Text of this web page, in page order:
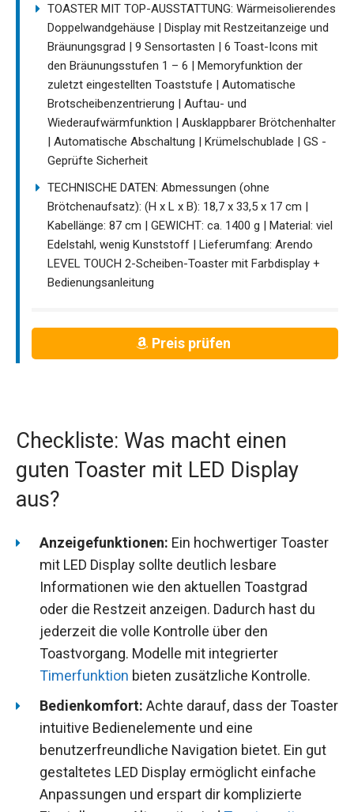
TOASTER MIT TOP-AUSSTATTUNG: Wärmeisolierendes
Doppelwandgehäuse | Display mit Restzeitanzeige und
Bräunungsgrad | 9 Sensortasten | 6 Toast-Icons mit
den Bräunungsstufen 1 – 6 | Memoryfunktion der
zuletzt eingestellten Toaststufe | Automatische
Brotscheibenzentrierung | Auftau- und
Wiederaufwärmfunktion | Ausklappbarer Brötchenhalter
| Automatische Abschaltung | Krümelschublade | GS -
Geprüfte Sicherheit
TECHNISCHE DATEN: Abmessungen (ohne
Brötchenaufsatz): (H x L x B): 18,7 x 33,5 x 17 cm |
Kabellänge: 87 cm | GEWICHT: ca. 1400 g | Material: viel
Edelstahl, wenig Kunststoff | Lieferumfang: Arendo
LEVEL TOUCH 2-Scheiben-Toaster mit Farbdisplay +
Bedienungsanleitung
Preis prüfen
Checkliste: Was macht einen
guten Toaster mit LED Display
aus?
Anzeigefunktionen: Ein hochwertiger Toaster
mit LED Display sollte deutlich lesbare
Informationen wie den aktuellen Toastgrad
oder die Restzeit anzeigen. Dadurch hast du
jederzeit die volle Kontrolle über den
Toastvorgang. Modelle mit integrierter
Timerfunktion bieten zusätzliche Kontrolle.
Bedienkomfort: Achte darauf, dass der Toaster
intuitive Bedienelemente und eine
benutzerfreundliche Navigation bietet. Ein gut
gestaltetes LED Display ermöglicht einfache
Anpassungen und erspart dir komplizierte